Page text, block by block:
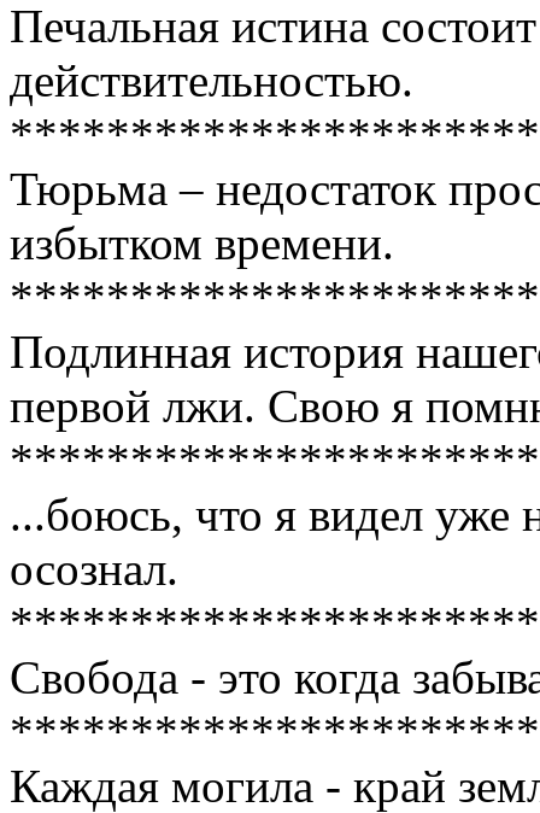
Печальная истина
действительностью.
Тюрьма – недостаток
избытком времени.
Подлинная история
первой лжи. Свою я
...боюсь, что я видел уже
осознал.
Свобода - это когда
Каждая могила - край